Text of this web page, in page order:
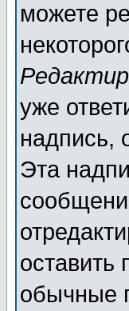
можете
уже
надпись,
Эта
оставить
обычные